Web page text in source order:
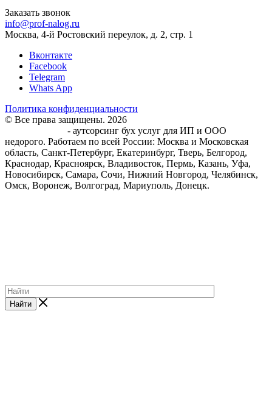
Заказать звонок
info@prof-nalog.ru
Москва, 4-й Ростовский переулок, д. 2, стр. 1
Вконтакте
Facebook
Telegram
Whats App
Политика конфиденциальности
© Все права защищены. 2026
- аутсорсинг бух услуг для ИП и ООО
недорого. Работаем по всей России: Москва и Московская
область, Санкт-Петербург, Екатеринбург, Тверь, Белгород,
Краснодар, Красноярск, Владивосток, Пермь, Казань, Уфа,
Новосибирск, Самара, Сочи, Нижний Новгород, Челябинск,
Омск, Воронеж, Волгоград, Мариуполь, Донецк.
Найти